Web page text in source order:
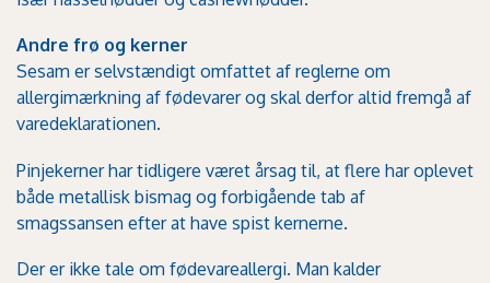
Andre frø og kerner
Sesam er selvstændigt omfattet af reglerne om
allergimærkning af fødevarer og skal derfor altid fremgå af
varedeklarationen.
Pinjekerner har tidligere været årsag til, at flere har oplevet
både metallisk bismag og forbigående tab af
smagssansen efter at have spist kernerne.
Der er ikke tale om fødevareallergi. Man kalder